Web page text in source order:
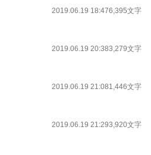
2019.06.19 18:476,395文字
2019.06.19 20:383,279文字
2019.06.19 21:081,446文字
2019.06.19 21:293,920文字